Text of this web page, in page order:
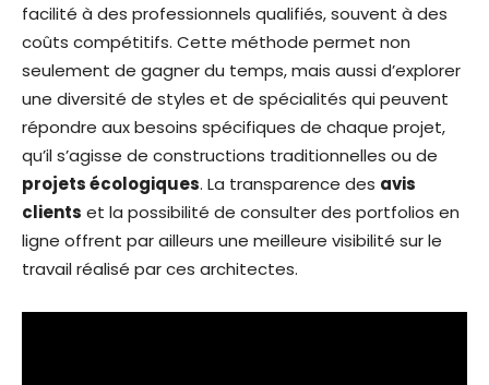
facilité à des professionnels qualifiés, souvent à des
coûts compétitifs. Cette méthode permet non
seulement de gagner du temps, mais aussi d’explorer
une diversité de styles et de spécialités qui peuvent
répondre aux besoins spécifiques de chaque projet,
qu’il s’agisse de constructions traditionnelles ou de
projets écologiques. La transparence des avis
clients et la possibilité de consulter des portfolios en
ligne offrent par ailleurs une meilleure visibilité sur le
travail réalisé par ces architectes.